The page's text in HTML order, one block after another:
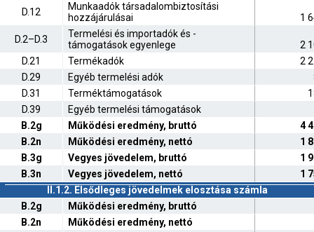
D.12
Munkaadók társadalombiztosítási
hozzájárulásai
1
D.2–D.3
Termelési és importadók és -
támogatások egyenlege
2
D.21
Termékadók
2
D.29
Egyéb termelési adók
D.31
Terméktámogatások
D.39
Egyéb termelési támogatások
B.2g
Működési eredmény, bruttó
4
B.2n
Működési eredmény, nettó
1
B.3g
Vegyes jövedelem, bruttó
1
B.3n
Vegyes jövedelem, nettó
1
II.1.2. Elsődleges jövedelmek elosztása számla
B.2g
Működési eredmény, bruttó
B.2n
Működési eredmény, nettó